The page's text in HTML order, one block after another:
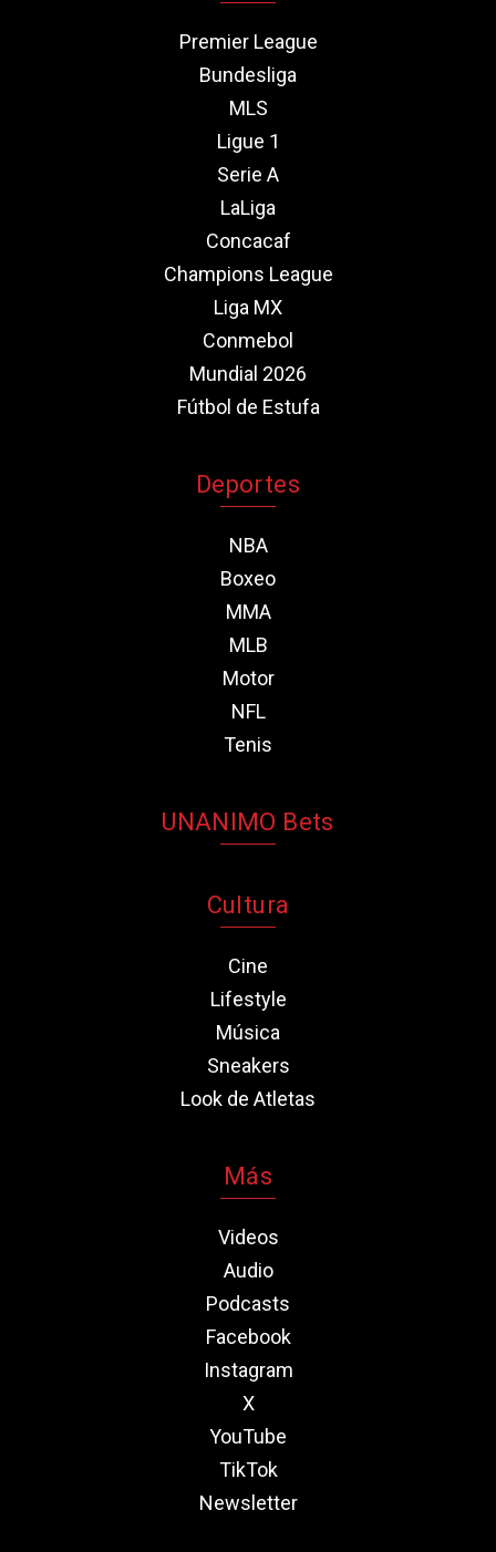
Premier League
Bundesliga
MLS
Ligue 1
Serie A
LaLiga
Concacaf
Champions League
Liga MX
Conmebol
Mundial 2026
Fútbol de Estufa
Deportes
NBA
Boxeo
MMA
MLB
Motor
NFL
Tenis
UNANIMO Bets
Cultura
Cine
Lifestyle
Música
Sneakers
Look de Atletas
Más
Videos
Audio
Podcasts
Facebook
Instagram
X
YouTube
TikTok
Newsletter